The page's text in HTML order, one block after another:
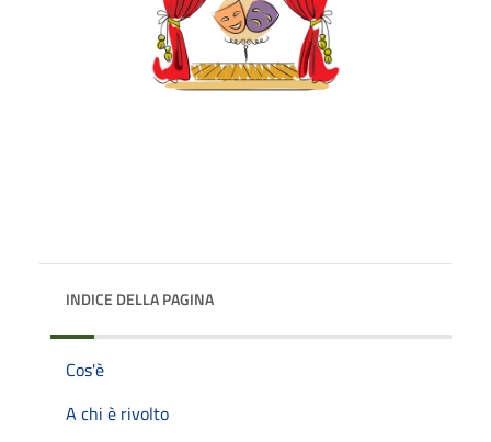
INDICE DELLA PAGINA
Cos'è
A chi è rivolto